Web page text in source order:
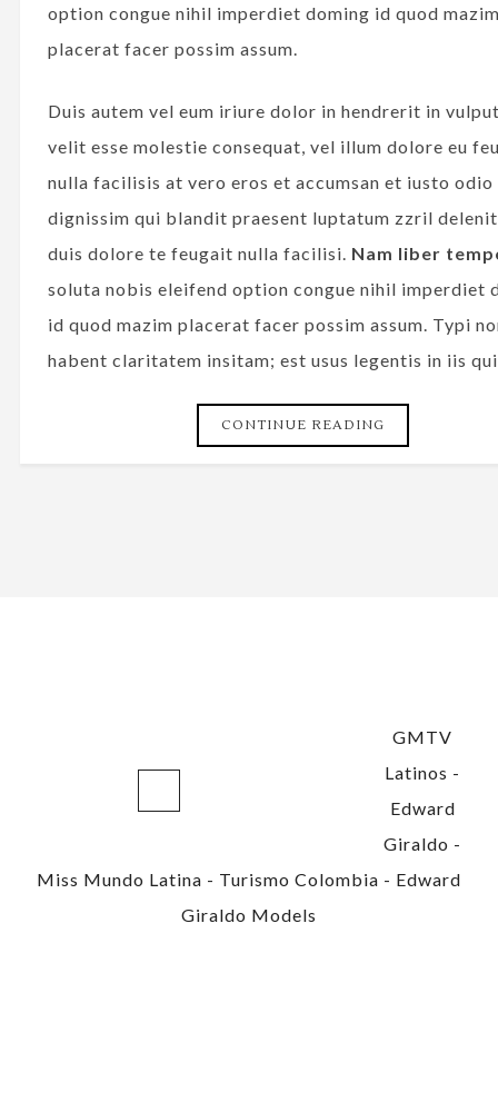
option congue nihil imperdiet doming id quod
placerat facer possim assum.
Duis autem vel eum iriure dolor in hendrerit in
velit esse molestie consequat, vel illum dolore eu
nulla facilisis at vero eros et accumsan et iusto odio
dignissim qui blandit praesent luptatum zzril delenit
duis dolore te feugait nulla facilisi. Nam liber
soluta nobis eleifend option congue nihil imperdiet
id quod mazim placerat facer possim assum. Typi
habent claritatem insitam; est usus legentis in iis
CONTINUE READING
GMTV
Latinos -
Edward
Giraldo -
Miss Mundo Latina - Turismo Colombia - Edward
Giraldo Models